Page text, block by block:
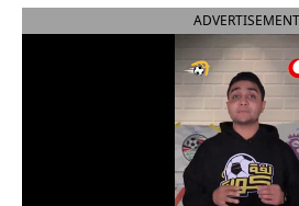
ADVERTISEMENT